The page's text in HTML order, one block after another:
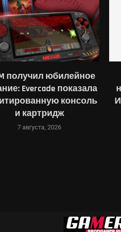
получил юбилейное
Evercade показала
консоль
и картридж
7 августа, 2026
НАУШНИКИ WH-